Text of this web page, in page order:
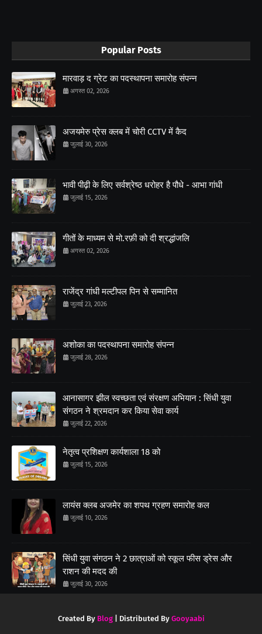
Popular Posts
मारवाड़ द ग्रेट का पदस्थापना समारोह संपन्न
अगस्त 02, 2026
अजयमेरु प्रेस क्लब में चोरी CCTV में कैद
जुलाई 30, 2026
भावी पीढ़ी के लिए सर्वश्रेष्ठ धरोहर है पौधे - आभा गांधी
जुलाई 15, 2026
गीतों के माध्यम से मो.रफ़ी को दी श्रद्धांजलि
अगस्त 02, 2026
राजेंद्र गांधी मल्टीपल पिन से सम्मानित
जुलाई 23, 2026
अशोका का पदस्थापना समारोह संपन्न
जुलाई 28, 2026
आनासागर झील स्वच्छता एवं संरक्षण अभियान : सिंधी युवा
संगठन ने श्रमदान कर किया सेवा कार्य
जुलाई 22, 2026
नेतृत्व प्रशिक्षण कार्यशाला 18 को
जुलाई 15, 2026
लायंस क्लब अजमेर का शपथ ग्रहण समारोह कल
जुलाई 10, 2026
सिंधी युवा संगठन ने 2 छात्राओं को स्कूल फीस ड्रेस और
राशन की मदद की
जुलाई 30, 2026
Created By Blog| Distributed By Gooyaabi